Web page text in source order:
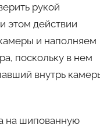
рукой
этом действии
и наполняем
поскольку в нем
внутрь
на шипованную